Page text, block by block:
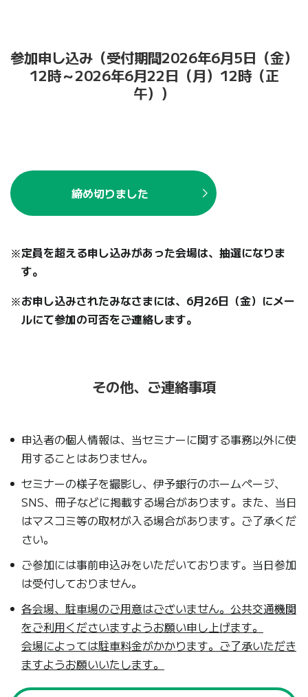
参加申し込み（受付期間2026年6月5日（金）
12時～2026年6月22日（月）12時（正
午））
締め切りました
定員を超える申し込みがあった会場は、抽選になりま
す。
お申し込みされたみなさまには、6月26日（金）にメー
ルにて参加の可否をご連絡します。
その他、ご連絡事項
申込者の個人情報は、当セミナーに関する事務以外に使
用することはありません。
セミナーの様子を撮影し、伊予銀行のホームページ、
SNS、冊子などに掲載する場合があります。また、当日
はマスコミ等の取材が入る場合があります。ご了承くだ
さい。
ご参加には事前申込みをいただいております。当日参加
は受付しておりません。
各会場、駐車場のご用意はございません。公共交通機関
をご利用くださいますようお願い申し上げます。
会場によっては駐車料金がかかります。ご了承いただき
ますようお願いいたします。